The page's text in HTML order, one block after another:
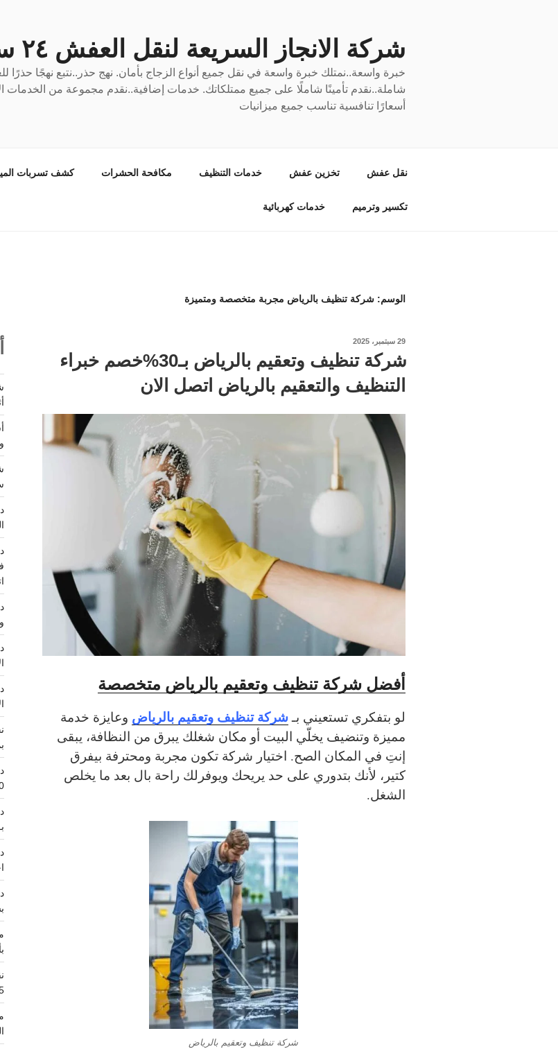
شركة الانجاز السريعة لنقل العفش ٢٤ ساعه
خبرة واسعة..نمتلك خبرة واسعة في نقل جميع أنواع الزجاج بأمان. نهج حذر..نتبع نهجًا حذرًا
شاملة..نقدم تأمينًا شاملًا على جميع ممتلكاتك. خدمات إضافية..نقدم مجموعة من الخدمات
أسعارًا تنافسية تناسب جميع ميزانيات
نقل عفش تخزين عفش خدمات التنظيف مكافحة الحشرات كشف تسربات
تكسير وترميم خدمات كهربائية
الوسم: شركة تنظيف بالرياض مجربة متخصصة ومتميزة
نُشر
29 سبتمبر، 2025
شركة تنظيف وتعقيم بالرياض بـ30%خصم خبراء
التنظيف والتعقيم بالرياض اتصل الان
أفضل شركة تنظيف وتعقيم بالرياض متخصصة
لو بتفكري تستعيني بـ شركة تنظيف وتعقيم بالرياض وعايزة خدمة
مميزة وتنضيف يخلّي البيت أو مكان شغلك يبرق من النظافة، يبقى
إنتِ في المكان الصح. اختيار شركة تكون مجربة ومحترفة بيفرق
كتير، لأنك بتدوري على حد يريحك ويوفرلك راحة بال بعد ما يخلص
الشغل.
شركة تنظيف وتعقيم بالرياض
40%
5 نجوم لنقل عفش